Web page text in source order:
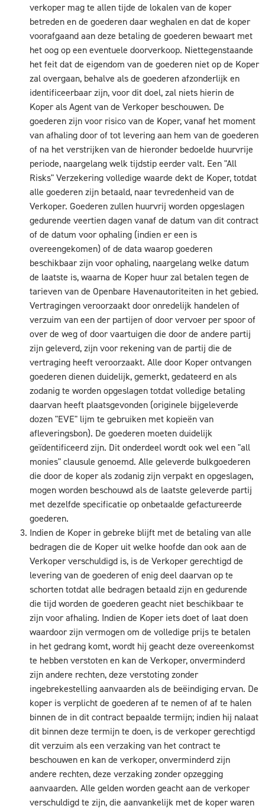
verkoper mag te allen tijde de lokalen van de koper
betreden en de goederen daar weghalen en dat de koper
voorafgaand aan deze betaling de goederen bewaart met
het oog op een eventuele doorverkoop. Niettegenstaande
het feit dat de eigendom van de goederen niet op de Koper
zal overgaan, behalve als de goederen afzonderlijk en
identificeerbaar zijn, voor dit doel, zal niets hierin de
Koper als Agent van de Verkoper beschouwen. De
goederen zijn voor risico van de Koper, vanaf het moment
van afhaling door of tot levering aan hem van de goederen
of na het verstrijken van de hieronder bedoelde huurvrije
periode, naargelang welk tijdstip eerder valt. Een "All
Risks" Verzekering volledige waarde dekt de Koper, totdat
alle goederen zijn betaald, naar tevredenheid van de
Verkoper. Goederen zullen huurvrij worden opgeslagen
gedurende veertien dagen vanaf de datum van dit contract
of de datum voor ophaling (indien er een is
overeengekomen) of de data waarop goederen
beschikbaar zijn voor ophaling, naargelang welke datum
de laatste is, waarna de Koper huur zal betalen tegen de
tarieven van de Openbare Havenautoriteiten in het gebied.
Vertragingen veroorzaakt door onredelijk handelen of
verzuim van een der partijen of door vervoer per spoor of
over de weg of door vaartuigen die door de andere partij
zijn geleverd, zijn voor rekening van de partij die de
vertraging heeft veroorzaakt. Alle door Koper ontvangen
goederen dienen duidelijk, gemerkt, gedateerd en als
zodanig te worden opgeslagen totdat volledige betaling
daarvan heeft plaatsgevonden (originele bijgeleverde
dozen "EVE" lijm te gebruiken met kopieën van
afleveringsbon). De goederen moeten duidelijk
geïdentificeerd zijn. Dit onderdeel wordt ook wel een "all
monies" clausule genoemd. Alle geleverde bulkgoederen
die door de koper als zodanig zijn verpakt en opgeslagen,
mogen worden beschouwd als de laatste geleverde partij
met dezelfde specificatie op onbetaalde gefactureerde
goederen.
Indien de Koper in gebreke blijft met de betaling van alle
bedragen die de Koper uit welke hoofde dan ook aan de
Verkoper verschuldigd is, is de Verkoper gerechtigd de
levering van de goederen of enig deel daarvan op te
schorten totdat alle bedragen betaald zijn en gedurende
die tijd worden de goederen geacht niet beschikbaar te
zijn voor afhaling. Indien de Koper iets doet of laat doen
waardoor zijn vermogen om de volledige prijs te betalen
in het gedrang komt, wordt hij geacht deze overeenkomst
te hebben verstoten en kan de Verkoper, onverminderd
zijn andere rechten, deze verstoting zonder
ingebrekestelling aanvaarden als de beëindiging ervan. De
koper is verplicht de goederen af te nemen of af te halen
binnen de in dit contract bepaalde termijn; indien hij nalaat
dit binnen deze termijn te doen, is de verkoper gerechtigd
dit verzuim als een verzaking van het contract te
beschouwen en kan de verkoper, onverminderd zijn
andere rechten, deze verzaking zonder opzegging
aanvaarden. Alle gelden worden geacht aan de verkoper
verschuldigd te zijn, die aanvankelijk met de koper waren